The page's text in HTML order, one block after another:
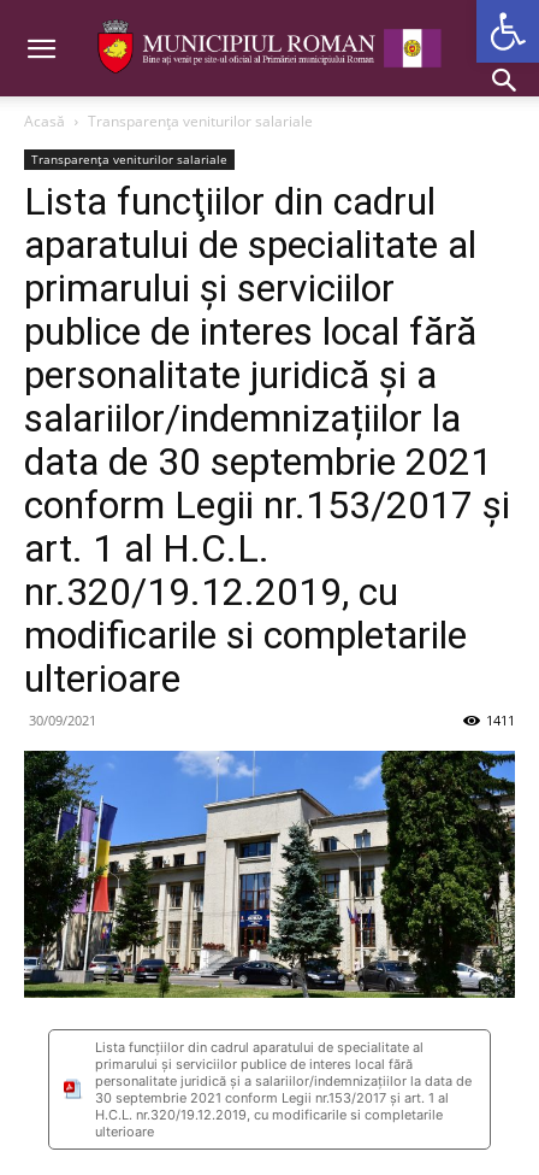
Acasă Transparența veniturilor salariale
Transparența veniturilor salariale
Lista funcţiilor din cadrul
aparatului de specialitate al
primarului şi serviciilor
publice de interes local fără
personalitate juridică şi a
salariilor/indemnizațiilor la
data de 30 septembrie 2021
conform Legii nr.153/2017 și
art. 1 al H.C.L.
nr.320/19.12.2019, cu
modificarile si completarile
ulterioare
30/09/2021 1411
Lista funcţiilor din cadrul aparatului de specialitate al
primarului şi serviciilor publice de interes local fără
personalitate juridică şi a salariilor/indemnizațiilor la data de
30 septembrie 2021 conform Legii nr.153/2017 și art. 1 al
H.C.L. nr.320/19.12.2019, cu modificarile si completarile
ulterioare